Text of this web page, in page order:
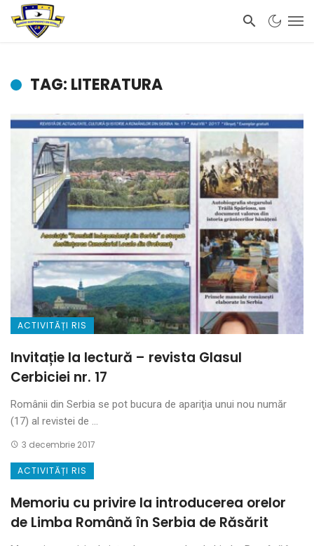
TAG: LITERATURA
ACTIVITĂȚI RIS
Invitație la lectură – revista Glasul
Cerbiciei nr. 17
Românii din Serbia se pot bucura de apariţia unui nou număr
(17) al revistei de ...
3 decembrie 2017
ACTIVITĂȚI RIS
Memoriu cu privire la introducerea orelor
de Limba Română în Serbia de Răsărit